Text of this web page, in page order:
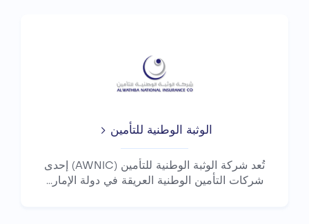
الوثبة الوطنية للتأمين
تُعد شركة الوثبة الوطنية للتأمين (AWNIC) إحدى
شركات التأمين الوطنية العريقة في دولة الإمار...